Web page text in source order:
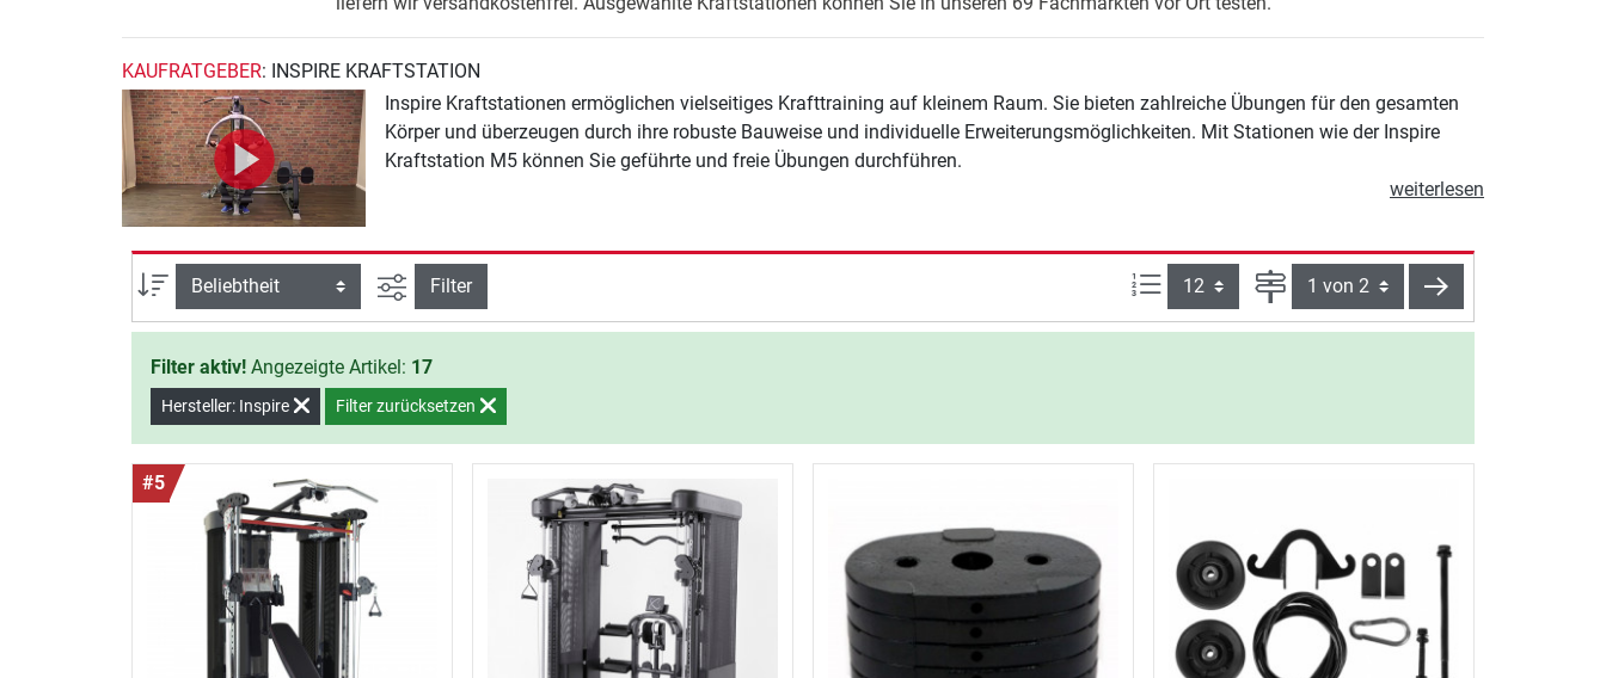
KAUFRATGEBER: INSPIRE KRAFTSTATION
Inspire Kraftstationen ermöglichen vielseitiges Krafttraining auf kleinem Raum. Sie bieten zahlreiche Übungen für den gesamten
Körper und überzeugen durch ihre robuste Bauweise und individuelle Erweiterungsmöglichkeiten. Mit Stationen wie der Inspire
Kraftstation M5 können Sie geführte und freie Übungen durchführen.
weiterlesen
Sortierung Ansicht filtern
Filter Artikel pro Seite: Seite weiter
Filter aktiv! Angezeigte Artikel: 17
Hersteller: Inspire Filter zurücksetzen
#5